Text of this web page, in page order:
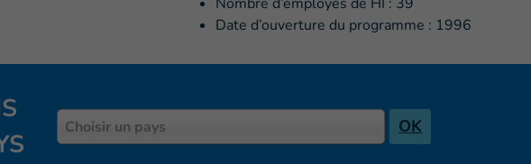
Date d’ouverture du programme : 1996
PaysChoisir un pays OK